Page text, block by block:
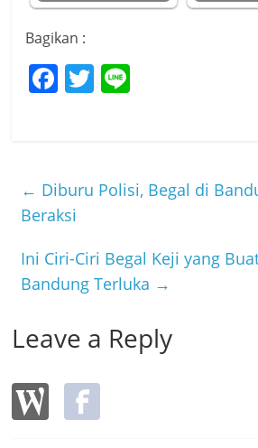
Bagikan :
F
b
o
o
k
T
← Diburu Polisi, Begal di
Beraksi
Ini Ciri-Ciri Begal Keji yang
Bandung Terluka →
Leave a Reply